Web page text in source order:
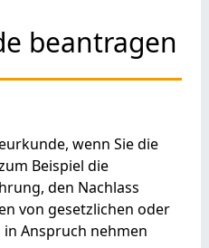
beantragen
wenn Sie die
Beispiel die
den Nachlass
von gesetzlichen oder
Anspruch nehmen